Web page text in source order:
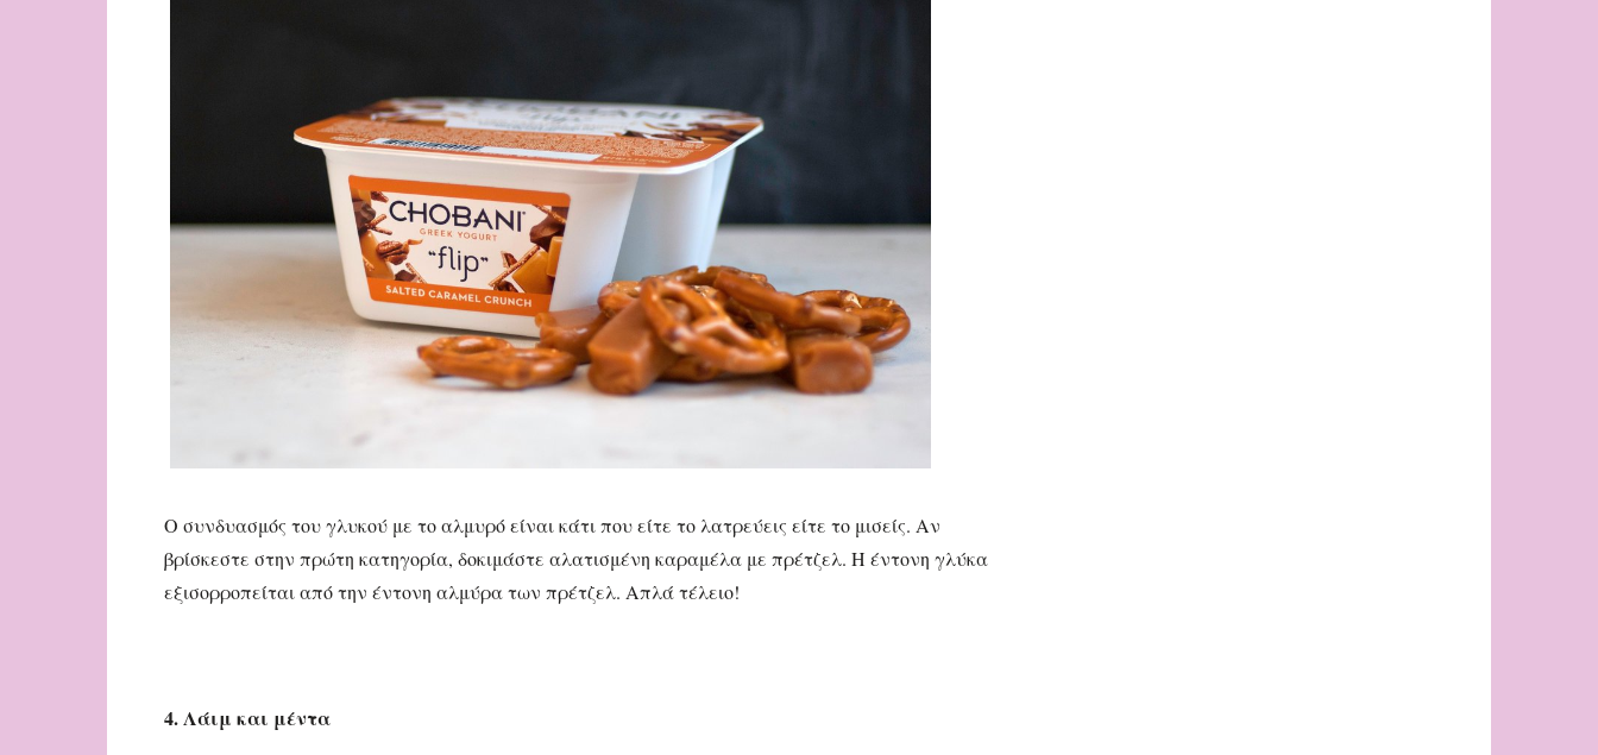
Ο συνδυασμός του γλυκού με το αλμυρό είναι κάτι που είτε το λατρεύεις είτε το μισείς. Αν
βρίσκεστε στην πρώτη κατηγορία, δοκιμάστε αλατισμένη καραμέλα με πρέτζελ. Η έντονη γλύκα
εξισορροπείται από την έντονη αλμύρα των πρέτζελ. Απλά τέλειο!
4. Λάιμ και μέντα